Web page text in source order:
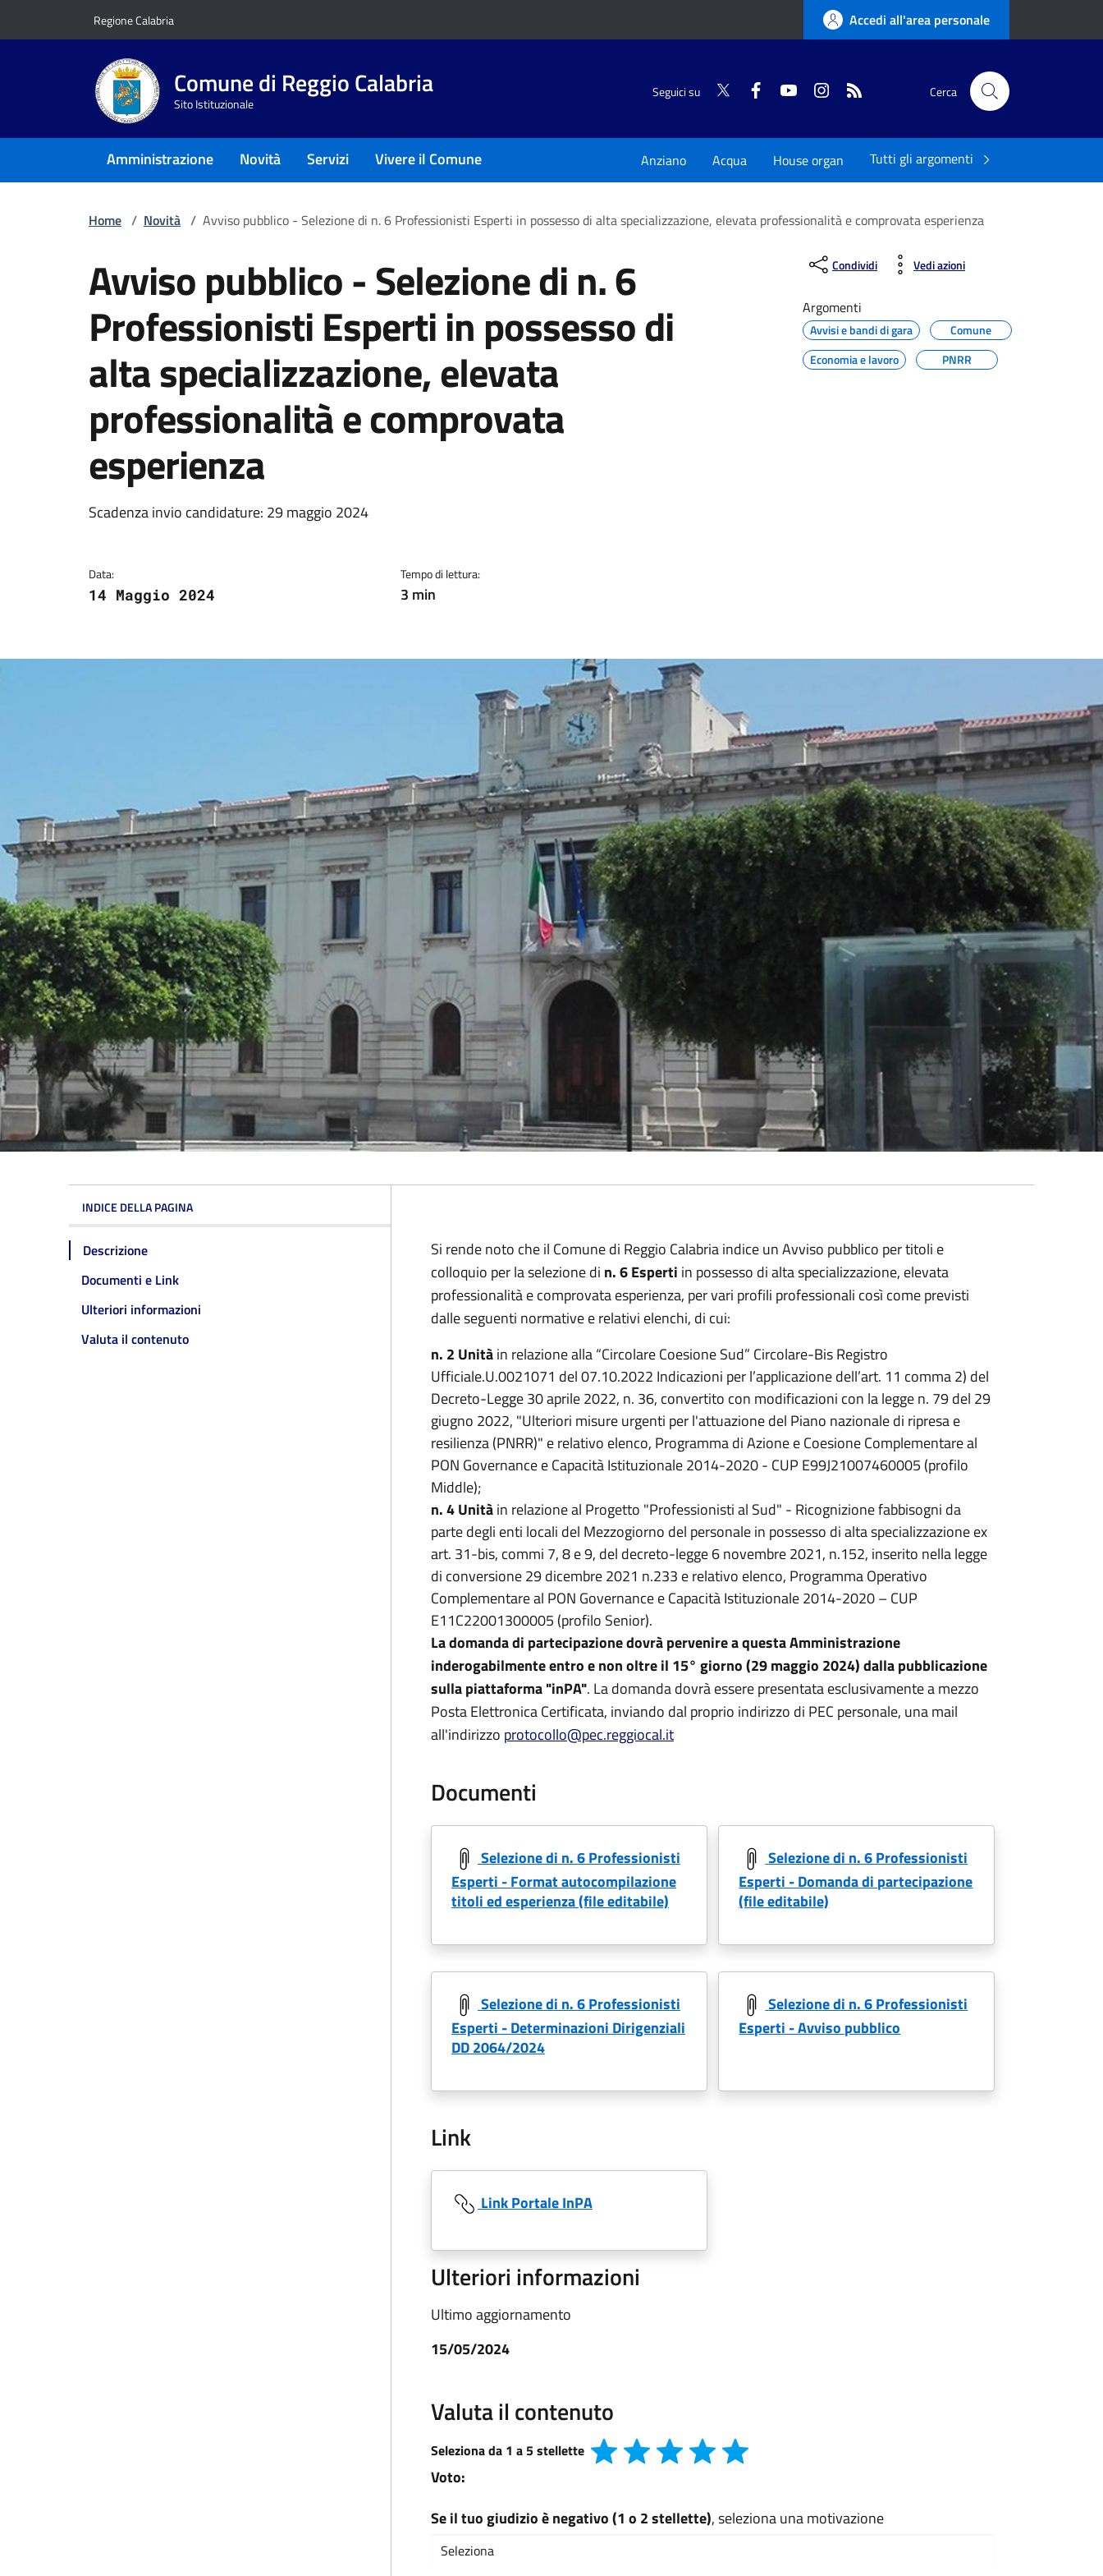
Regione Calabria Accedi all'area personale
Comune di Reggio Calabria
Sito Istituzionale
Seguici su Twitter FacebookYouTubeInstagram Cerca
Amministrazione Novità Servizi Vivere il Comune Anziano Acqua House organ Tutti gli argomenti
Home / Novità / Avviso pubblico - Selezione di n. 6 Professionisti Esperti in possesso di alta specializzazione, elevata professionalità e comprovata esperienza
Avviso pubblico - Selezione di n. 6
Professionisti Esperti in possesso di
alta specializzazione, elevata
professionalità e comprovata
esperienza
Dettagli della notizia
Scadenza invio candidature: 29 maggio 2024
Data:
14 Maggio 2024
Tempo di lettura:
3 min
Condividi Vedi azioni
Argomenti
Avvisi e bandi di gara
Comune
Economia e lavoro
PNRR
INDICE DELLA PAGINA
Descrizione
Documenti e Link
Ulteriori informazioni
Valuta il contenuto
Si rende noto che il Comune di Reggio Calabria indice un Avviso pubblico per titoli e
colloquio per la selezione di n. 6 Esperti in possesso di alta specializzazione, elevata
professionalità e comprovata esperienza, per vari profili professionali così come previsti
dalle seguenti normative e relativi elenchi, di cui:
n. 2 Unitàin relazione alla “Circolare Coesione Sud” Circolare-Bis Registro
Ufficiale.U.0021071 del 07.10.2022 Indicazioni per l’applicazione dell’art. 11 comma 2) del
Decreto-Legge 30 aprile 2022, n. 36, convertito con modificazioni con la legge n. 79 del 29
giugno 2022, "Ulteriori misure urgenti per l'attuazione del Piano nazionale di ripresa e
resilienza (PNRR)" e relativo elenco, Programma di Azione e Coesione Complementare al
PON Governance e Capacità Istituzionale 2014-2020 - CUP E99J21007460005 (profilo
Middle);
n. 4 Unitàin relazione al Progetto "Professionisti al Sud" - Ricognizione fabbisogni da
parte degli enti locali del Mezzogiorno del personale in possesso di alta specializzazione ex
art. 31-bis, commi 7, 8 e 9, del decreto-legge 6 novembre 2021, n.152, inserito nella legge
di conversione 29 dicembre 2021 n.233 e relativo elenco, Programma Operativo
Complementare al PON Governance e Capacità Istituzionale 2014-2020 – CUP
E11C22001300005 (profilo Senior).
La domanda di partecipazione dovrà pervenire a questa Amministrazione
inderogabilmente entro e non oltre il 15° giorno (29 maggio 2024) dalla pubblicazione
sulla piattaforma "inPA". La domanda dovrà essere presentata esclusivamente a mezzo
Posta Elettronica Certificata, inviando dal proprio indirizzo di PEC personale, una mail
all'indirizzo protocollo@pec.reggiocal.it
Documenti
Selezione di n. 6 Professionisti
Esperti - Format autocompilazione
titoli ed esperienza (file editabile)
Selezione di n. 6 Professionisti
Esperti - Domanda di partecipazione
(file editabile)
Selezione di n. 6 Professionisti
Esperti - Determinazioni Dirigenziali
DD 2064/2024
Selezione di n. 6 Professionisti
Esperti - Avviso pubblico
Link
Link Portale InPA
Ulteriori informazioni
Ultimo aggiornamento
15/05/2024
Valuta il contenuto
Seleziona da 1 a 5 stellette
Voto:
Se il tuo giudizio è negativo (1 o 2 stellette), seleziona una motivazione